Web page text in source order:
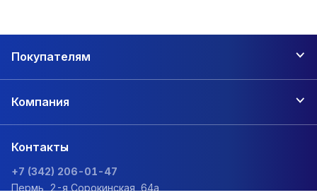
элементы вентиляции (колпаки, аэраторы для кровли,
ТЕХНОНИКОЛЬ»;
жесткие плиты из каменной ваты;
ленту герметик, клей и пену «ТЕХНОНИКОЛЬ».
Покупателям
Компания
Контакты
+7 (342) 206-01-47
Пермь, 2-я Сорокинская, 64а